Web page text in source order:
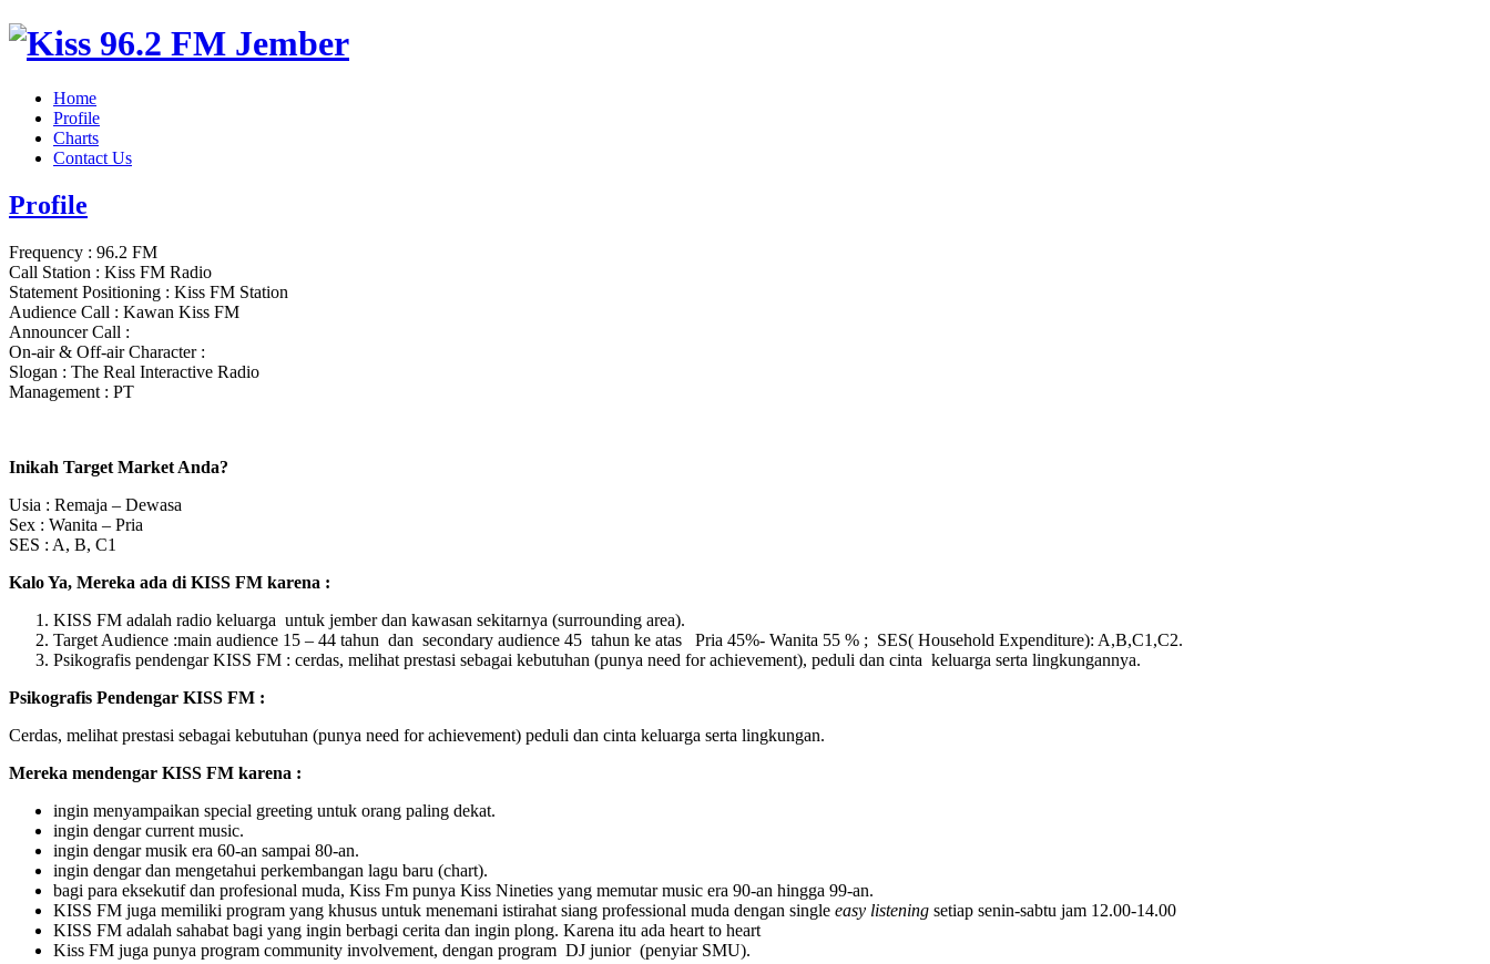
Home
Profile
Charts
Contact Us
Profile
Frequency : 96.2 FM
Call Station : Kiss FM Radio
Statement Positioning : Kiss FM Station
Audience Call : Kawan Kiss FM
Announcer Call :
On-air & Off-air Character :
Slogan : The Real Interactive Radio
Management : PT
Inikah Target Market Anda?
Usia : Remaja – Dewasa
Sex : Wanita – Pria
SES : A, B, C1
Kalo Ya, Mereka ada di KISS FM karena :
KISS FM adalah radio keluarga untuk jember dan kawasan sekitarnya (surrounding area).
Target Audience :main audience 15 – 44 tahun dan secondary audience 45 tahun ke atas Pria 45%- Wanita 55 % ; SES( Household Expenditure): A,B,C1,C2.
Psikografis pendengar KISS FM : cerdas, melihat prestasi sebagai kebutuhan (punya need for achievement), peduli dan cinta keluarga serta lingkungannya.
Psikografis Pendengar KISS FM :
Cerdas, melihat prestasi sebagai kebutuhan (punya need for achievement) peduli dan cinta keluarga serta lingkungan.
Mereka mendengar KISS FM karena :
ingin menyampaikan special greeting untuk orang paling dekat.
ingin dengar current music.
ingin dengar musik era 60-an sampai 80-an.
ingin dengar dan mengetahui perkembangan lagu baru (chart).
bagi para eksekutif dan profesional muda, Kiss Fm punya Kiss Nineties yang memutar music era 90-an hingga 99-an.
KISS FM juga memiliki program yang khusus untuk menemani istirahat siang professional muda dengan single easy listening setiap senin-sabtu jam 12.00-14.00
KISS FM adalah sahabat bagi yang ingin berbagi cerita dan ingin plong. Karena itu ada heart to heart
Kiss FM juga punya program community involvement, dengan program DJ junior (penyiar SMU).